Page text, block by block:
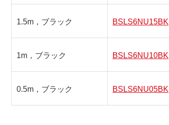
1.5m，ブラック BSLS6NU15BK
1m，ブラック BSLS6NU10BK
0.5m，ブラック BSLS6NU05BK